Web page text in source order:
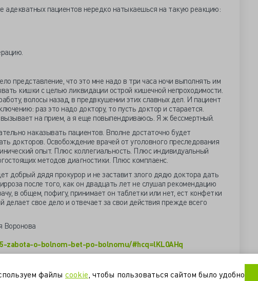
адекватных пациентов нередко натыкаешься на такую реакцию:
представление, что это мне надо в три часа ночи выполнять им
кишки с целью ликвидации острой кишечной непроходимости.
волосы назад, в предвкушении этих славных дел. И пациент
раз это надо доктору, то пусть доктор и старается.
на прием, а я еще повыпендриваюсь. Я ж бессмертный.
наказывать пациентов. Вполне достаточно будет
докторов. Освобождение врачей от уголовного преследования
опыт. Плюс коллегиальность. Плюс индивидуальный
методов диагностики. Плюс комплаенс.
добрый дядя прокурор и не заставит злого дядю доктора дать
после того, как он двадцать лет не слушал рекомендацию
в общем, пофигу, принимает он таблетки или нет, ест конфетки
свое дело и отвечает за свои действия прежде всего
Воронова
zabota-o-bolnom-bet-po-bolnomu/#hcq=lKL0AHq
конфликт отношения пациенты
файлы cookie , чтобы пользоваться сайтом было удобно